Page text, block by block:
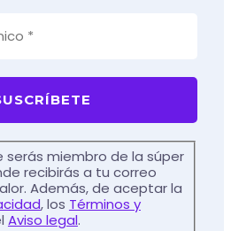
serás miembro de la súper
recibirás a tu correo
Además, de aceptar la
, los Términos y
Aviso legal.